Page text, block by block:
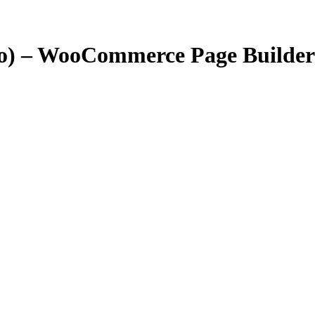
– WooCommerce Page